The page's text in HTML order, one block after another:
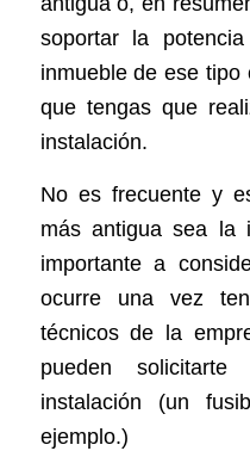
soportar la
inmueble de ese tipo
que tengas que
instalación.
No es frecuente y
más antigua sea la
importante a
ocurre una vez
técnicos de la
pueden
instalación (un
ejemplo.)